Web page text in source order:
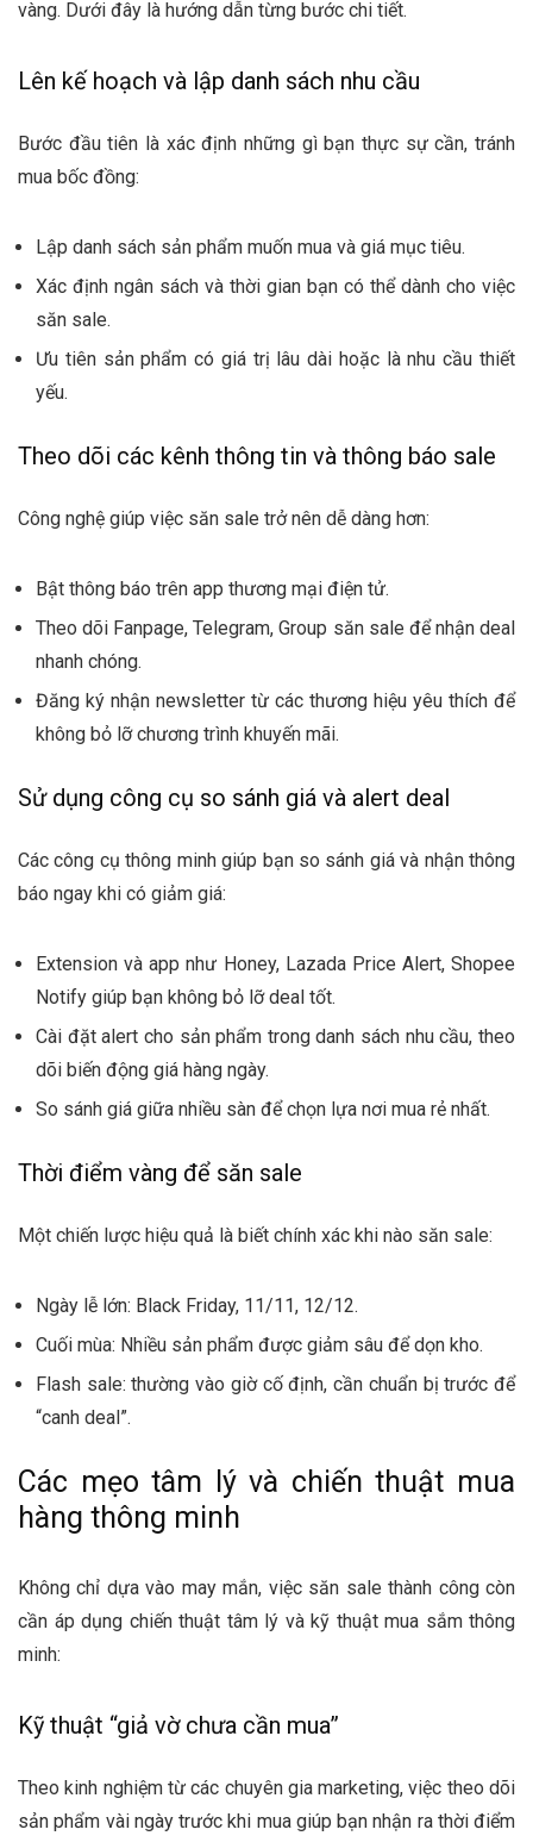
vàng. Dưới đây là hướng dẫn từng bước chi tiết.
Lên kế hoạch và lập danh sách nhu cầu
Bước đầu tiên là xác định những gì bạn thực sự cần, tránh
mua bốc đồng:
Lập danh sách sản phẩm muốn mua và giá mục tiêu.
Xác định ngân sách và thời gian bạn có thể dành cho việc
săn sale.
Ưu tiên sản phẩm có giá trị lâu dài hoặc là nhu cầu thiết
yếu.
Theo dõi các kênh thông tin và thông báo sale
Công nghệ giúp việc săn sale trở nên dễ dàng hơn:
Bật thông báo trên app thương mại điện tử.
Theo dõi Fanpage, Telegram, Group săn sale để nhận deal
nhanh chóng.
Đăng ký nhận newsletter từ các thương hiệu yêu thích để
không bỏ lỡ chương trình khuyến mãi.
Sử dụng công cụ so sánh giá và alert deal
Các công cụ thông minh giúp bạn so sánh giá và nhận thông
báo ngay khi có giảm giá:
Extension và app như Honey, Lazada Price Alert, Shopee
Notify giúp bạn không bỏ lỡ deal tốt.
Cài đặt alert cho sản phẩm trong danh sách nhu cầu, theo
dõi biến động giá hàng ngày.
So sánh giá giữa nhiều sàn để chọn lựa nơi mua rẻ nhất.
Thời điểm vàng để săn sale
Một chiến lược hiệu quả là biết chính xác khi nào săn sale:
Ngày lễ lớn: Black Friday, 11/11, 12/12.
Cuối mùa: Nhiều sản phẩm được giảm sâu để dọn kho.
Flash sale: thường vào giờ cố định, cần chuẩn bị trước để
“canh deal”.
Các mẹo tâm lý và chiến thuật mua
hàng thông minh
Không chỉ dựa vào may mắn, việc săn sale thành công còn
cần áp dụng chiến thuật tâm lý và kỹ thuật mua sắm thông
minh:
Kỹ thuật “giả vờ chưa cần mua”
Theo kinh nghiệm từ các chuyên gia marketing, việc theo dõi
sản phẩm vài ngày trước khi mua giúp bạn nhận ra thời điểm